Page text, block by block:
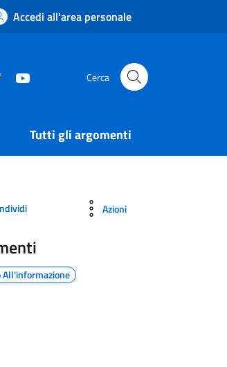
Accedi all'area personale
Cerca
Tutti gli argomenti
Azioni
All'informazione